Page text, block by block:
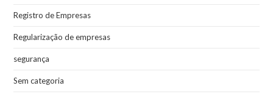
Registro de Empresas
Regularização de empresas
segurança
Sem categoria